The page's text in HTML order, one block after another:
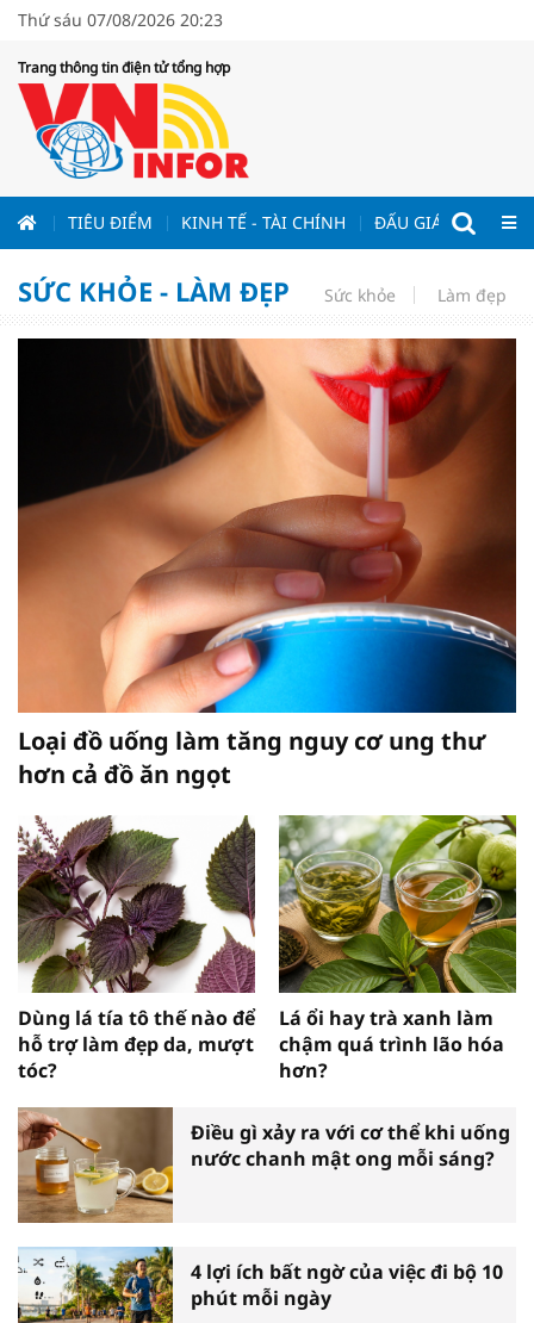
Thứ sáu 07/08/2026 20:23
Trang thông tin điện tử tổng hợp
TIÊU ĐIỂM KINH TẾ - TÀI CHÍNH ĐẤU GIÁ - ĐẤU
SỨC KHỎE - LÀM ĐẸP Sức khỏe Làm đẹp
Loại đồ uống làm tăng nguy cơ ung thư
hơn cả đồ ăn ngọt
Dùng lá tía tô thế nào để
hỗ trợ làm đẹp da, mượt
tóc?
Lá ổi hay trà xanh làm
chậm quá trình lão hóa
hơn?
Điều gì xảy ra với cơ thể khi uống
nước chanh mật ong mỗi sáng?
4 lợi ích bất ngờ của việc đi bộ 10
phút mỗi ngày